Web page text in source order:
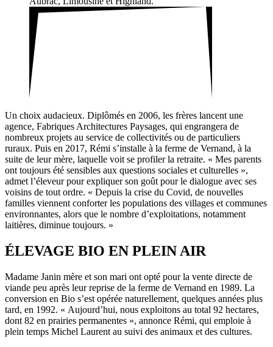
Un choix auda­cieux. Diplômés en 2006, les frères lancent une
agence, Fabriques Archi­tec­tures Paysages, qui engran­gera de
nombreux projets au service de collec­ti­vités ou de parti­cu­liers
ruraux. Puis en 2017, Rémi s’installe à la ferme de Vernand, à la
suite de leur mère, laquelle voit se profiler la retraite. « Mes parents
ont toujours été sensibles aux ques­tions sociales et cultu­relles »,
admet l’éleveur pour expli­quer son goût pour le dialogue avec ses
voisins de tout ordre. « Depuis la crise du Covid, de nouvelles
familles viennent conforter les popu­la­tions des villages et communes
envi­ron­nantes, alors que le nombre d’exploitations, notam­ment
laitières, diminue toujours. »
ÉLEVAGE BIO EN PLEIN AIR
Madame Janin mère et son mari ont opté pour la vente directe de
viande peu après leur reprise de la ferme de Vernand en 1989. La
conver­sion en Bio s’est opérée natu­rel­le­ment, quelques années plus
tard, en 1992. « Aujourd’hui, nous exploi­tons au total 92 hectares,
dont 82 en prai­ries perma­nentes », annonce Rémi, qui emploie à
plein temps Michel Laurent au suivi des animaux et des cultures.